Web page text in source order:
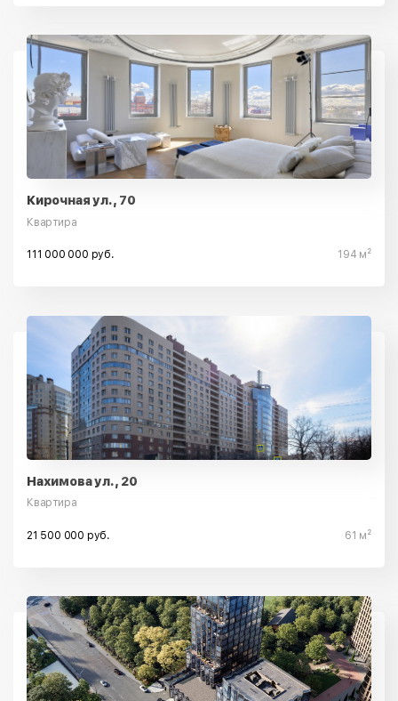
Кирочная ул., 70
Квартира
111 000 000 руб. 194 м²
Нахимова ул., 20
Квартира
21 500 000 руб. 61 м²